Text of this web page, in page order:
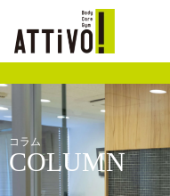
キ
ッ
プコラム
COLUMN